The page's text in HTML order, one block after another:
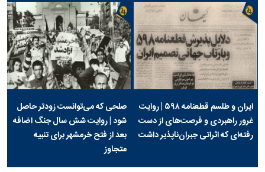
ایران و طلسم قطعنامه ۵۹۸ | روایت
غرور راهبردی و فرصت‌های از دست
رفته‌ای که اثراتی جبران‌ناپذیر داشت
صلحی که می‌توانست زودتر حاصل
شود | روایت شش سال جنگ اضافه
بعد از فتح خرمشهر برای تنبیه
متجاوز